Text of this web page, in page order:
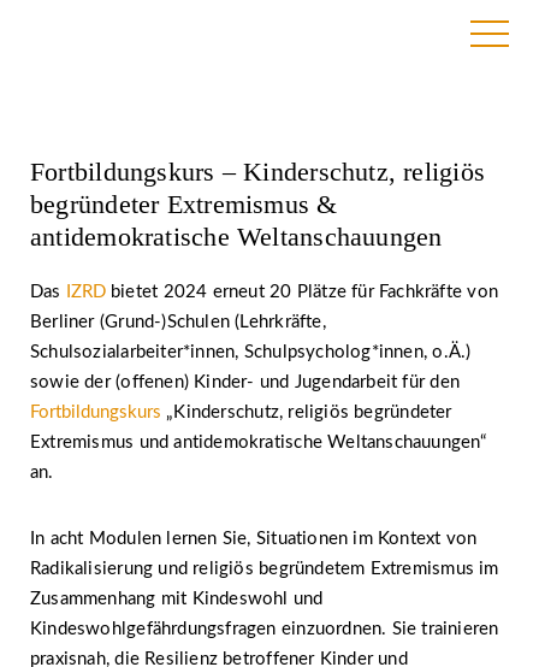
Fortbildungskurs – Kinderschutz, religiös
begründeter Extremismus &
antidemokratische Weltanschauungen
Das IZRDbietet 2024 erneut 20 Plätze für Fachkräfte von
Berliner (Grund-)Schulen (Lehrkräfte,
Schulsozialarbeiter*innen, Schulpsycholog*innen, o.Ä.)
sowie der (offenen) Kinder- und Jugendarbeit für den
Fortbildungskurs „Kinderschutz, religiös begründeter
Extremismus und antidemokratische Weltanschauungen“
an.
In acht Modulen lernen Sie, Situationen im Kontext von
Radikalisierung und religiös begründetem Extremismus im
Zusammenhang mit Kindeswohl und
Kindeswohlgefährdungsfragen einzuordnen. Sie trainieren
praxisnah, die Resilienz betroffener Kinder und